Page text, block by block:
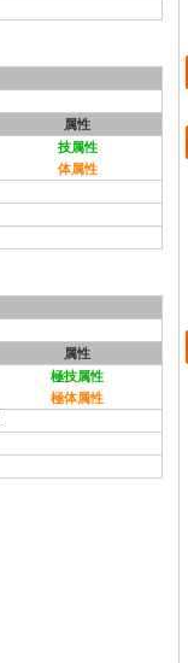
属性
技属性
体属性
属性
極技属性
極体属性